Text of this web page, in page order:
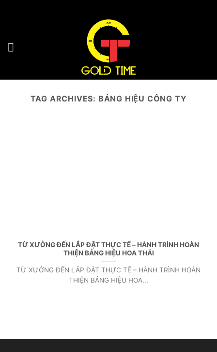
TAG ARCHIVES: BẢNG HIỆU CÔNG TY
TỪ XƯỞNG ĐẾN LẮP ĐẶT THỰC TẾ – HÀNH TRÌNH HOÀN
THIỆN BẢNG HIỆU HOA THÁI
TỪ XƯỞNG ĐẾN LẮP ĐẶT THỰC TẾ – HÀNH TRÌNH HOÀN
THIỆN BẢNG HIỆU HOA...